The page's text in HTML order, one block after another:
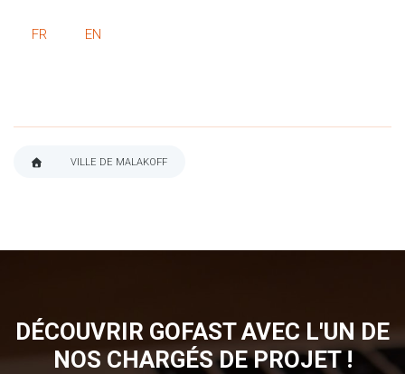
FR EN
VILLE DE MALAKOFF
DÉCOUVRIR GOFAST AVEC L'UN DE
NOS CHARGÉS DE PROJET !